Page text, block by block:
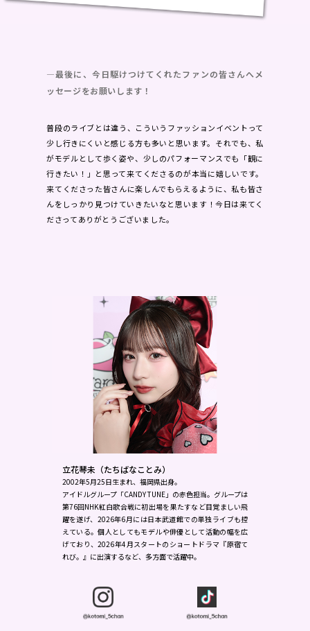
―最後に、今日駆けつけてくれたファンの皆さんへメ
ッセージをお願いします！
普段のライブとは違う、こういうファッションイベントって
少し行きにくいと感じる方も多いと思います。それでも、私
がモデルとして歩く姿や、少しのパフォーマンスでも「観に
行きたい！」と思って来てくださるのが本当に嬉しいです。
来てくださった皆さんに楽しんでもらえるように、私も皆さ
んをしっかり見つけていきたいなと思います！今日は来てく
ださってありがとうございました。
立花琴未（たちばなことみ）
2002年5月25日生まれ、福岡県出身。
アイドルグループ「CANDY TUNE」の赤色担当。グループは
第76回NHK紅白歌合戦に初出場を果たすなど目覚ましい飛
躍を遂げ、2026年6月には日本武道館での単独ライブも控
えている。個人としてもモデルや俳優として活動の幅を広
げており、2026年4月スタートのショートドラマ『原宿て
れび。』に出演するなど、多方面で活躍中。